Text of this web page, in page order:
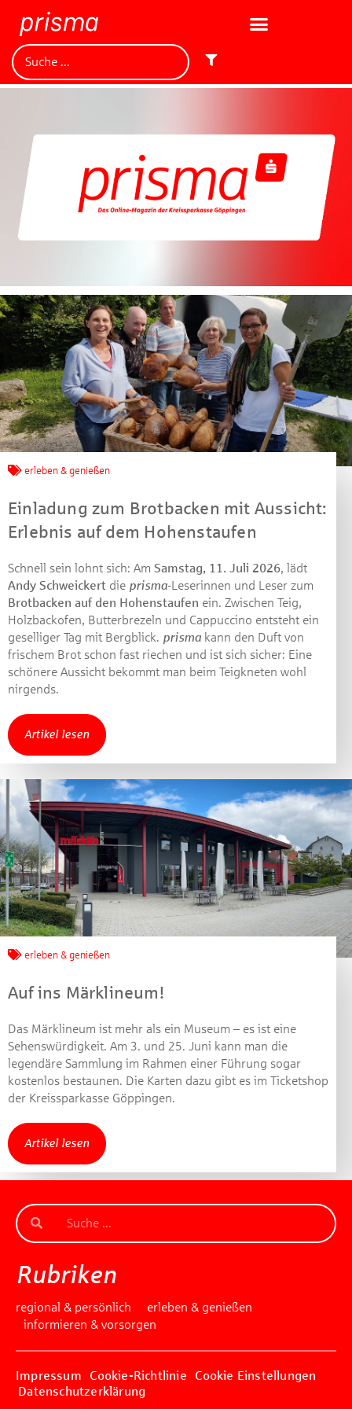
erleben & genießen
Einladung zum Brotbacken mit Aussicht:
Erlebnis auf dem Hohenstaufen
Schnell sein lohnt sich: Am Samstag, 11. Juli 2026, lädt
Andy Schweickert die prisma-Leserinnen und Leser zum
Brotbacken auf den Hohenstaufen ein. Zwischen Teig,
Holzbackofen, Butterbrezeln und Cappuccino entsteht ein
geselliger Tag mit Bergblick. prisma kann den Duft von
frischem Brot schon fast riechen und ist sich sicher: Eine
schönere Aussicht bekommt man beim Teigkneten wohl
nirgends.
Artikel lesen
erleben & genießen
Auf ins Märklineum!
Das Märklineum ist mehr als ein Museum – es ist eine
Sehenswürdigkeit. Am 3. und 25. Juni kann man die
legendäre Sammlung im Rahmen einer Führung sogar
kostenlos bestaunen. Die Karten dazu gibt es im Ticketshop
der Kreissparkasse Göppingen.
Artikel lesen
Rubriken
regional & persönlich
erleben & genießen
informieren & vorsorgen
Impressum Cookie-Richtlinie
Cookie Einstellungen
Datenschutzerklärung
Jetzt mitmachen und
gewinnen!
Machen Sie mit bei unserem Gewinnspiel! Bis 31.
Dezember 2021 verlosen wir 10 Gutscheine des
Treffpunkt Gold der Kreissparkasse Göppingen im Wert
von je 30 Euro.
Beantworten Sie einfach folgende Frage:
Welches Jubiläum feiert die Kreissparkasse
Göppingen in diesem Jahr?
Gewinnspiel geschlossen